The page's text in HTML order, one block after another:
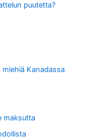
puutetta?
Kanadassa
maksutta